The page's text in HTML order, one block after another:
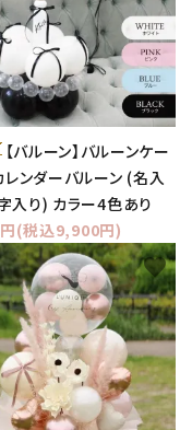
【バルーン】バルーンケー
レンダーバルーン (名入
入り) カラー4色あり
(税込9,900円)
favorite